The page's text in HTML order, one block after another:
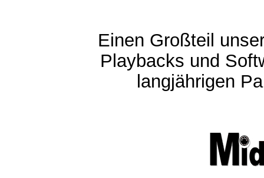
Einen Großteil
Playbacks und
langjährigen